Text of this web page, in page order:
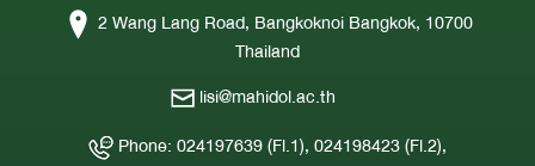
2 Wang Lang Road, Bangkoknoi Bangkok, 10700
Thailand
lisi@mahidol.ac.th
Phone: 024197639 (Fl.1), 024198423 (Fl.2),